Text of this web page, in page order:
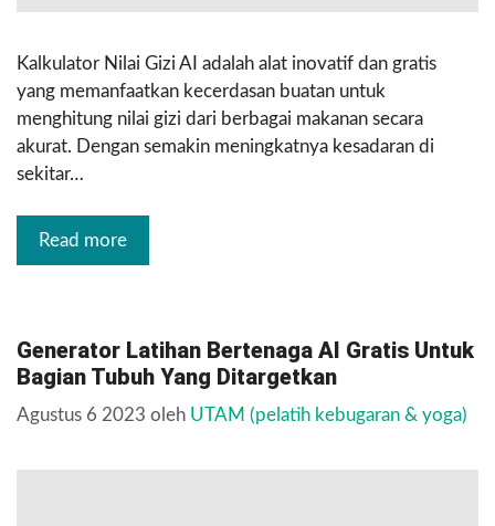
Kalkulator Nilai Gizi AI adalah alat inovatif dan gratis
yang memanfaatkan kecerdasan buatan untuk
menghitung nilai gizi dari berbagai makanan secara
akurat. Dengan semakin meningkatnya kesadaran di
sekitar…
Read more
Generator Latihan Bertenaga AI Gratis Untuk
Bagian Tubuh Yang Ditargetkan
Agustus 6 2023 oleh UTAM (pelatih kebugaran & yoga)